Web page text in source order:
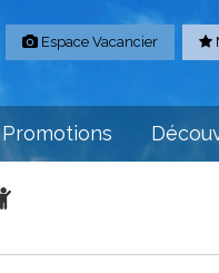
Espace Vacancier
Promotions